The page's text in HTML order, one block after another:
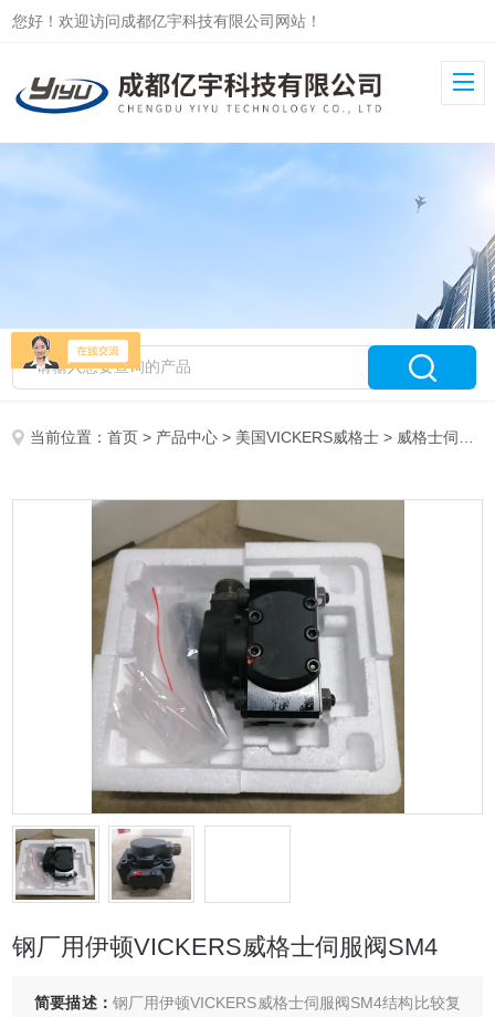
您好！欢迎访问成都亿宇科技有限公司网站！
当前位置：首页 > 产品中心 > 美国VICKERS威格士 > 威格士伺服阀
钢厂用伊顿VICKERS威格士伺服阀SM4
简要描述： 钢厂用伊顿VICKERS威格士伺服阀SM4结构比较复